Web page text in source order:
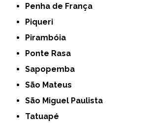
Penha de França
Piqueri
Pirambóia
Ponte Rasa
Sapopemba
São Mateus
São Miguel Paulista
Tatuapé